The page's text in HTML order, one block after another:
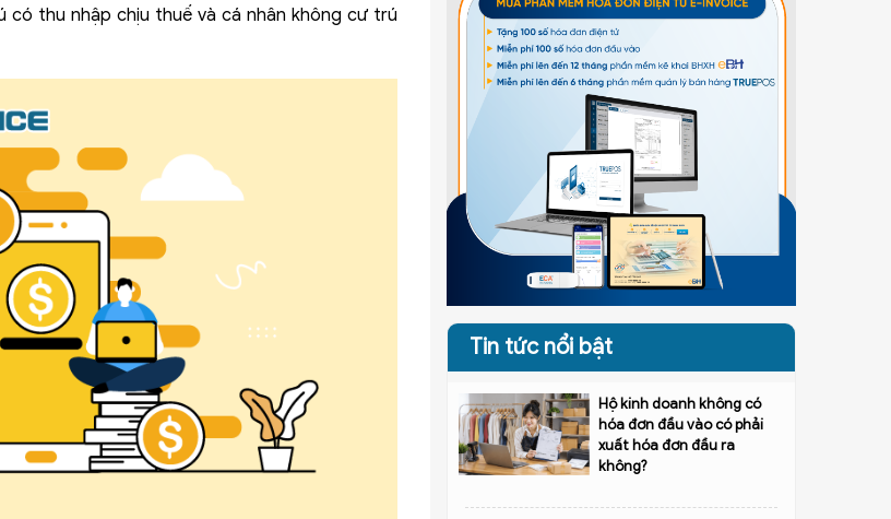
có thu nhập chịu thuế và cá nhân không cư trú
Tin tức nổi bật
Hộ kinh doanh không có
hóa đơn đầu vào có phải
xuất hóa đơn đầu ra
không?